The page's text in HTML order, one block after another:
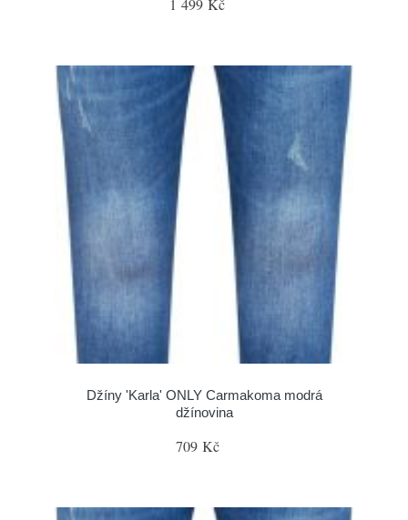
1 499 Kč
Džíny 'Karla' ONLY Carmakoma modrá
džínovina
709 Kč